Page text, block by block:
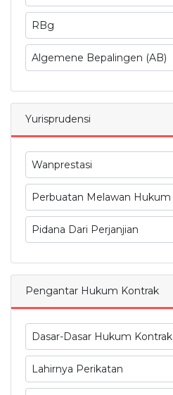
RBg
Algemene Bepalingen (AB)
Yurisprudensi
Wanprestasi
Perbuatan Melawan Hukum
Pidana Dari Perjanjian
Pengantar Hukum Kontrak
Dasar-Dasar Hukum Kontrak
Lahirnya Perikatan